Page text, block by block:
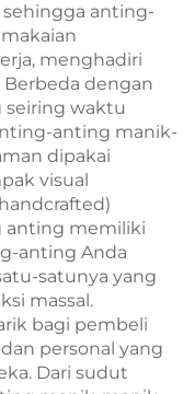
anting-
menghadiri
Berbeda dengan
seiring waktu
anting manik-
dipakai
visual
anting memiliki
anting Anda
satunya yang
massal.
bagi pembeli
personal yang
Dari sudut